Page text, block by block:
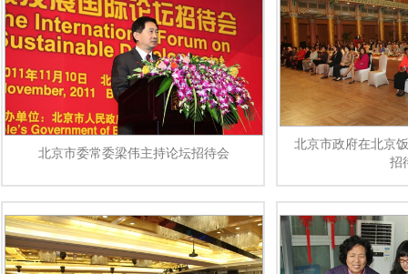
北京市委常委梁伟主持论坛招待会
北京市政府在北京
招